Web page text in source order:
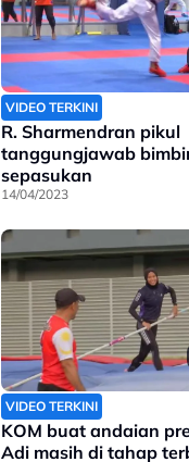
VIDEO TERKINI
R. Sharmendran pikul
tanggungjawab
sepasukan
14/04/2023
VIDEO TERKINI
KOM buat andaian
Adi masih di tahap